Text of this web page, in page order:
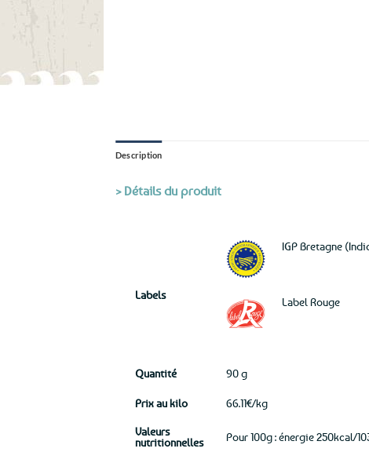
Description
> Détails du produit
Labels
IGP Bretagne
Label Rouge
Quantité 90 g
Prix au kilo 66.11€/kg
Valeurs
nutritionnelles
Pour 100g : énergie 250kcal/